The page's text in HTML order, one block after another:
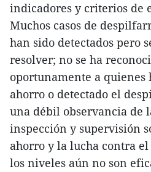
indicadores y criterios de
Muchos casos de
han sido detectados pero
resolver; no se ha
oportunamente a quienes
ahorro o detectado el
una débil observancia de
inspección y supervisión
ahorro y la lucha contra
los niveles aún no son